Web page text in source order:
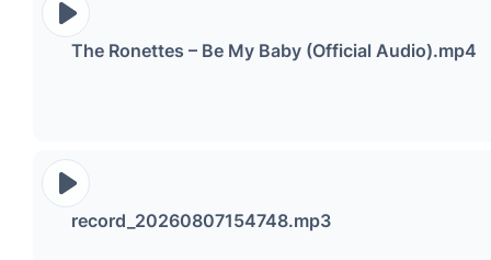
The Ronettes – Be My Baby (Official Audio).mp4
record_20260807154748.mp3